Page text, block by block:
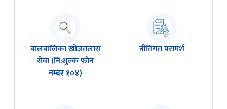
बालबालिका खोजतलास
सेवा (नि:शुल्क फोन
नम्बर १०४)
नीतिगत परामर्श